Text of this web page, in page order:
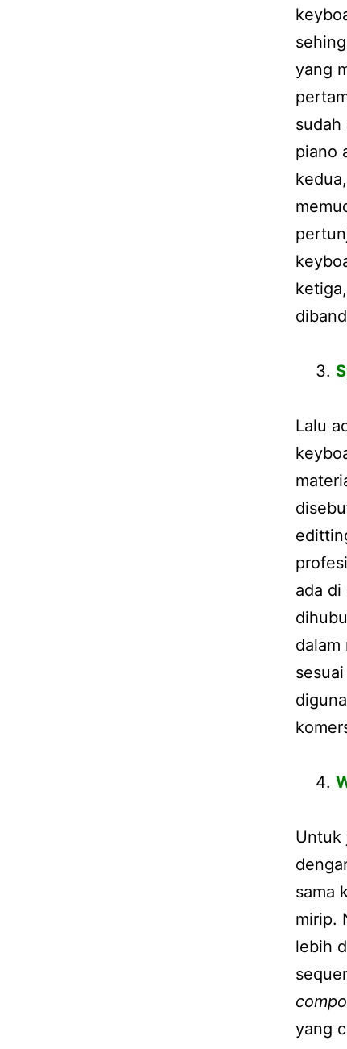
yang
sudah
piano
Lalu
ada di
dalam
Untuk
sama
mirip.
lebih
yang